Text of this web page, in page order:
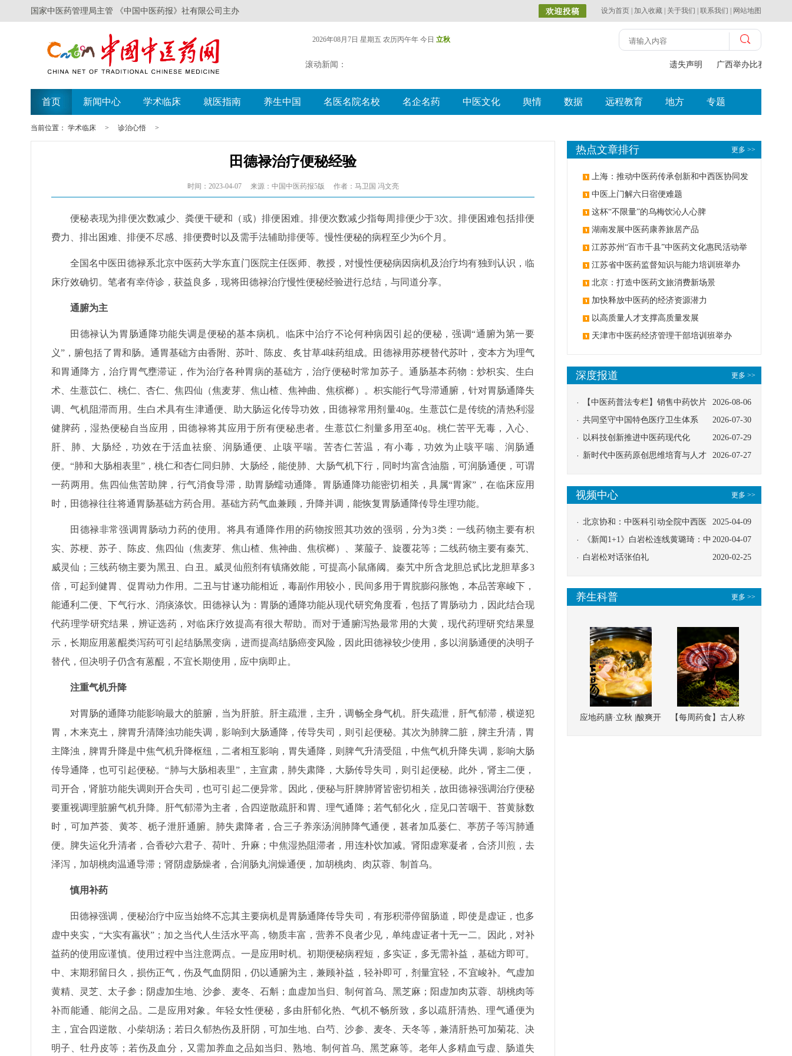
国家中医药管理局主管 《中国中医药报》社有限公司主办 设为首页 加入收藏 关于我们 联系我们 网站地图
2026年08月7日 星期五 农历丙午年 今日 立秋
滚动新闻： 遗失声明 广西举办比赛探索
首页 新闻中心 学术临床 就医指南 养生中国 名医名院名校 名企名药 中医文化 舆情 数据 远程教育 地方 专题
当前位置： 学术临床 > 诊治心悟 >
田德禄治疗便秘经验
时间：2023-04-07 来源：中国中医药报5版 作者：马卫国 冯文亮
便秘表现为排便次数减少、粪便干硬和（或）排便困难。排便次数减少指每周排便少于3次。排便困难包括排便
费力、排出困难、排便不尽感、排便费时以及需手法辅助排便等。慢性便秘的病程至少为6个月。
全国名中医田德禄系北京中医药大学东直门医院主任医师、教授，对慢性便秘病因病机及治疗均有独到认识，临
床疗效确切。笔者有幸侍诊，获益良多，现将田德禄治疗慢性便秘经验进行总结，与同道分享。
通腑为主
田德禄认为胃肠通降功能失调是便秘的基本病机。临床中治疗不论何种病因引起的便秘，强调“通腑为第一要
义”，腑包括了胃和肠。通胃基础方由香附、苏叶、陈皮、炙甘草4味药组成。田德禄用苏梗替代苏叶，变本方为理气
和胃通降方，治疗胃气壅滞证，作为治疗各种胃病的基础方，治疗便秘时常加苏子。通肠基本药物：炒枳实、生白
术、生薏苡仁、桃仁、杏仁、焦四仙（焦麦芽、焦山楂、焦神曲、焦槟榔）。枳实能行气导滞通腑，针对胃肠通降失
调、气机阻滞而用。生白术具有生津通便、助大肠运化传导功效，田德禄常用剂量40g。生薏苡仁是传统的清热利湿
健脾药，湿热便秘自当应用，田德禄将其应用于所有便秘患者。生薏苡仁剂量多用至40g。桃仁苦平无毒，入心、
肝、肺、大肠经，功效在于活血祛瘀、润肠通便、止咳平喘。苦杏仁苦温，有小毒，功效为止咳平喘、润肠通
便。“肺和大肠相表里”，桃仁和杏仁同归肺、大肠经，能使肺、大肠气机下行，同时均富含油脂，可润肠通便，可谓
一药两用。焦四仙焦苦助脾，行气消食导滞，助胃肠蠕动通降。胃肠通降功能密切相关，具属“胃家”，在临床应用
时，田德禄往往将通胃肠基础方药合用。基础方药气血兼顾，升降并调，能恢复胃肠通降传导生理功能。
田德禄非常强调胃肠动力药的使用。将具有通降作用的药物按照其功效的强弱，分为3类：一线药物主要有枳
实、苏梗、苏子、陈皮、焦四仙（焦麦芽、焦山楂、焦神曲、焦槟榔）、莱菔子、旋覆花等；二线药物主要有秦艽、
威灵仙；三线药物主要为黑丑、白丑。威灵仙煎剂有镇痛效能，可提高小鼠痛阈。秦艽中所含龙胆总甙比龙胆草多3
倍，可起到健胃、促胃动力作用。二丑与甘遂功能相近，毒副作用较小，民间多用于胃脘膨闷胀饱，本品苦寒峻下，
能通利二便、下气行水、消痰涤饮。田德禄认为：胃肠的通降功能从现代研究角度看，包括了胃肠动力，因此结合现
代药理学研究结果，辨证选药，对临床疗效提高有很大帮助。而对于通腑泻热最常用的大黄，现代药理研究结果显
示，长期应用蒽醌类泻药可引起结肠黑变病，进而提高结肠癌变风险，因此田德禄较少使用，多以润肠通便的决明子
替代，但决明子仍含有蒽醌，不宜长期使用，应中病即止。
注重气机升降
对胃肠的通降功能影响最大的脏腑，当为肝脏。肝主疏泄，主升，调畅全身气机。肝失疏泄，肝气郁滞，横逆犯
胃，木来克土，脾胃升清降浊功能失调，影响到大肠通降，传导失司，则引起便秘。其次为肺脾二脏，脾主升清，胃
主降浊，脾胃升降是中焦气机升降枢纽，二者相互影响，胃失通降，则脾气升清受阻，中焦气机升降失调，影响大肠
传导通降，也可引起便秘。“肺与大肠相表里”，主宣肃，肺失肃降，大肠传导失司，则引起便秘。此外，肾主二便，
司开合，肾脏功能失调则开合失司，也可引起二便异常。因此，便秘与肝脾肺肾皆密切相关，故田德禄强调治疗便秘
要重视调理脏腑气机升降。肝气郁滞为主者，合四逆散疏肝和胃、理气通降；若气郁化火，症见口苦咽干、苔黄脉数
时，可加芦荟、黄芩、栀子泄肝通腑。肺失肃降者，合三子养亲汤润肺降气通便，甚者加瓜蒌仁、葶苈子等泻肺通
便。脾失运化升清者，合香砂六君子、荷叶、升麻；中焦湿热阻滞者，用连朴饮加减。肾阳虚寒凝者，合济川煎，去
泽泻，加胡桃肉温通导滞；肾阴虚肠燥者，合润肠丸润燥通便，加胡桃肉、肉苁蓉、制首乌。
慎用补药
田德禄强调，便秘治疗中应当始终不忘其主要病机是胃肠通降传导失司，有形积滞停留肠道，即使是虚证，也多
虚中夹实，“大实有羸状”；加之当代人生活水平高，物质丰富，营养不良者少见，单纯虚证者十无一二。因此，对补
益药的使用应谨慎。使用过程中当注意两点。一是应用时机。初期便秘病程短，多实证，多无需补益，基础方即可。
中、末期邪留日久，损伤正气，伤及气血阴阳，仍以通腑为主，兼顾补益，轻补即可，剂量宜轻，不宜峻补。气虚加
黄精、灵芝、太子参；阴虚加生地、沙参、麦冬、石斛；血虚加当归、制何首乌、黑芝麻；阳虚加肉苁蓉、胡桃肉等
补而能通、能润之品。二是应用对象。年轻女性便秘，多由肝郁化热、气机不畅所致，多以疏肝清热、理气通便为
主，宜合四逆散、小柴胡汤；若日久郁热伤及肝阴，可加生地、白芍、沙参、麦冬、天冬等，兼清肝热可加菊花、决
明子、牡丹皮等；若伤及血分，又需加养血之品如当归、熟地、制何首乌、黑芝麻等。老年人多精血亏虚、肠道失
更多 >>
热点文章排行
上海：推动中医药传承创新和中西医协同发
展 中医上门解六日宿便难题
这杯“不限量”的乌梅饮沁人心脾
湖南发展中医药康养旅居产品
江苏苏州“百市千县”中医药文化惠民活动举
办 江苏省中医药监督知识与能力培训班举办
北京：打造中医药文旅消费新场景
加快释放中医药的经济资源潜力
以高质量人才支撑高质量发展
天津市中医药经济管理干部培训班举办
更多 >>
深度报道
2026-08-06
【中医药普法专栏】销售中药饮片
应告知煎服方法及注意事项
2026-07-30
共同坚守中国特色医疗卫生体系
2026-07-29
以科技创新推进中医药现代化
2026-07-27
新时代中医药原创思维培育与人才
更多 >>
视频中心
2025-04-09
北京协和：中医科引动全院中西医
协同
2020-04-07
《新闻1+1》白岩松连线黄璐琦：中
医救治的临床效果
2020-02-25
白岩松对话张伯礼
更多 >>
养生科普
应地药膳·立秋 |酸爽开
【每周药食】古人称